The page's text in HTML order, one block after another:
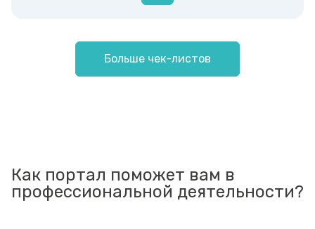
Больше чек-листов
Как портал поможет вам в
профессиональной деятельности?